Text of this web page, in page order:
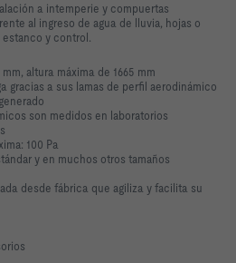
a intemperie y compuertas
al ingreso de agua de lluvia, hojas o
estanco y control.
altura máxima de 1665 mm
gracias a sus lamas de perfil aerodinámico
son medidos en laboratorios
100 Pa
y en muchos otros tamaños
desde fábrica que agiliza y facilita su